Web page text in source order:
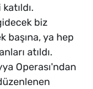
biz
başına, ya hep
atıldı.
Operası'ndan